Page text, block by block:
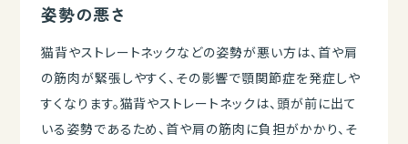
姿勢の悪さ
猫背やストレートネックなどの姿勢が悪い方は、首や肩
の筋肉が緊張しやすく、その影響で顎関節症を発症しや
すくなります。猫背やストレートネックは、頭が前に出て
いる姿勢であるため、首や肩の筋肉に負担がかかり、そ